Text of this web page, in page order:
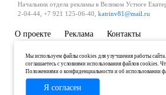
Начальник отдела рекламы в Великом Устюге
2-04-44, +7 921 125-06-40, katrinv81@mail.ru
О проекте Реклама
Контакты
Политика в области обработки и
Мы используем файлы cookies для улучшения работы сайта.
соглашаетесь с условиями использования файлов cookies.
Положениями о конфиденциальности и об использовании
Я согласен